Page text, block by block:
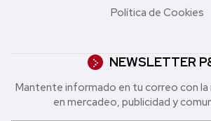
Política de Cookies
NEWSLETTER
Mantente informado en tu correo con la
en mercadeo, publicidad y